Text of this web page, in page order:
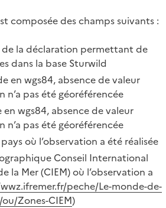
composée des champs suivants :
la déclaration permettant de
dans la base Sturwild
en wgs84, absence de valeur
n’a pas été géoréférencée
wgs84, absence de valeur
n’a pas été géoréférencée
où l’observation a été réalisée
Conseil International
la Mer (CIEM) où l’observation a
peche/Le-monde-de-
Zones-CIEM)